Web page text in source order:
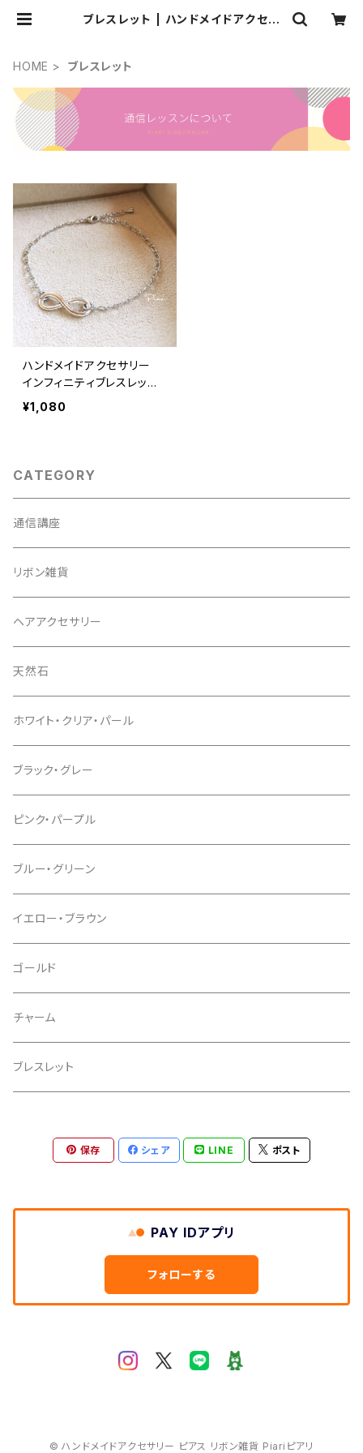
ブレスレット | ハンドメイドアクセサ
HOME ブレスレット
ハンドメイドアクセサリー
インフィニティブレスレッ
ト ブレス/インフィニティ
¥1,080
CATEGORY
通信講座
リボン雑貨
ヘアアクセサリー
天然石
ホワイト・クリア・パール
ブラック・グレー
ピンク・パープル
ブルー・グリーン
イエロー・ブラウン
ゴールド
チャーム
ブレスレット
保存 シェア LINE ポスト
PAY IDアプリ
フォローする
© ハンドメイドアクセサリー ピアス リボン雑貨 Piariピアリ